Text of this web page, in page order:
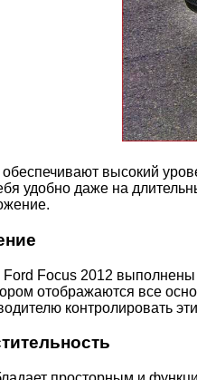
высокий
удобно даже на
Focus 2012 выполнены
отображаются все
контролировать